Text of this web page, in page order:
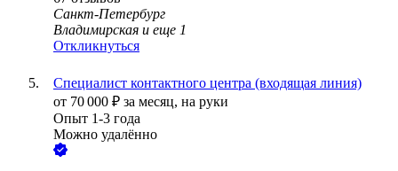
Санкт-Петербург
Владимирская и еще 1
Откликнуться
Специалист контактного центра (входящая линия)
от 70 000 ₽ за месяц, на руки
Опыт 1-3 года
Можно удалённо